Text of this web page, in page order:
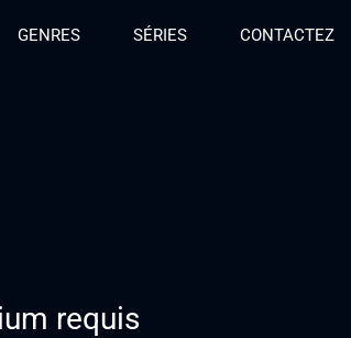
GENRES SÉRIES CONTACTEZ
requis